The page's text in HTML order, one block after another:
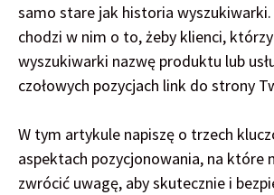
samo stare jak historia wyszukiwarki.
chodzi w nim o to, żeby klienci,
wyszukiwarki nazwę produktu lub
czołowych pozycjach link do strony
W tym artykule napiszę o trzech
aspektach pozycjonowania, na które
zwrócić uwagę, aby skutecznie i